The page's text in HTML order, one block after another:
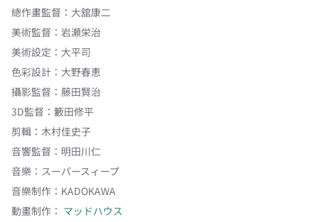
總作畫監督 ： 大舘康二
美術監督 ： 岩瀬栄治
美術設定 ： 大平司
色彩設計 ： 大野春恵
攝影監督 ： 藤田賢治
3D監督 ： 籔田修平
剪輯 ： 木村佳史子
音響監督 ： 明田川仁
音樂 ： スーパースィープ
音樂制作 ： KADOKAWA
動畫制作： マッドハウス